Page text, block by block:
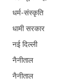
धर्म-संस्कृति
धामी सरकार
नई दिल्ली
नैनीताल
नैनीताल